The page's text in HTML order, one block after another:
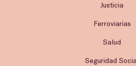
Justicia
Ferroviarias
Salud
Seguridad